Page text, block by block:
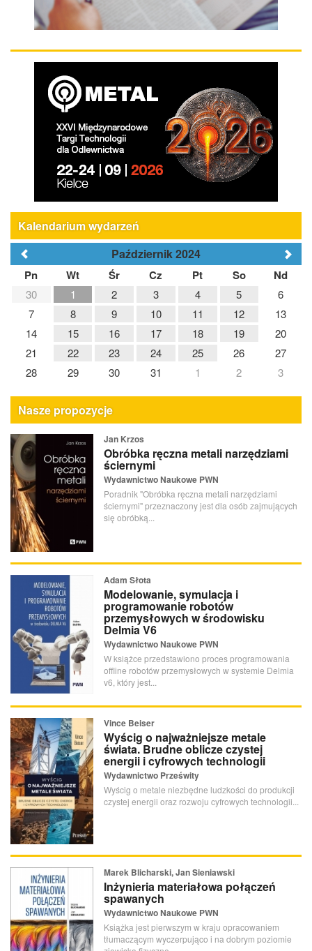
Kalendarium wydarzeń
Październik 2024
Pn Wt Śr Cz Pt So Nd
30 1 2 3 4 5
6
7
8 9 10 11 12
13
14
15 16 17 18 19
20
21
22 23 24 25 26
27
28
29 30 31 1 2 3
Nasze propozycje
Jan Krzos
Obróbka ręczna metali narzędziami
ściernymi
Wydawnictwo Naukowe PWN
Poradnik "Obróbka ręczna metali narzędziami
ściernymi" przeznaczony jest dla osób zajmujących
się obróbką...
Adam Słota
Modelowanie, symulacja i
programowanie robotów
przemysłowych w środowisku
Delmia V6
Wydawnictwo Naukowe PWN
W książce przedstawiono proces programowania
offline robotów przemysłowych w systemie Delmia
v6, który jest...
Vince Beiser
Wyścig o najważniejsze metale
świata. Brudne oblicze czystej
energii i cyfrowych technologii
Wydawnictwo Prześwity
Wyścig o metale niezbędne ludzkości do produkcji
czystej energii oraz rozwoju cyfrowych technologii...
Marek Blicharski, Jan Sieniawski
Inżynieria materiałowa połączeń
spawanych
Wydawnictwo Naukowe PWN
Książka jest pierwszym w kraju opracowaniem
tłumaczącym wyczerpująco i na dobrym poziomie